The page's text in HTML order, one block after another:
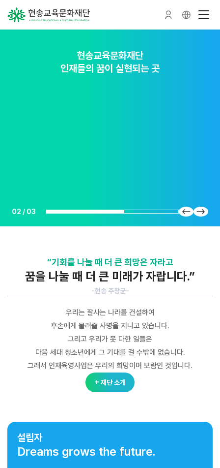
현송교육문화재단
인재를 품다
현송교육문화재단
인재들의 꿈이 실현되는 곳
현송교육문화재단
인재를 가꾸는 숲이 되다
02 / 03
“기회를 나눌 때 더 큰 희망은 자라고
꿈을 나눌 때 더 큰 미래가 자랍니다.”
-현송 주창균-
우리는 잘사는 나라를 건설하여
후손에게 물려줄 사명을 지니고 있습니다.
그리고 우리가 못 다한 일들은
다음 세대 청소년에게 그 기대를 걸 수밖에 없습니다.
그래서 인재육영사업은 우리의 희망이며 보람인 것입니다.
+ 재단 소개
설립자
Dreams grows the future.